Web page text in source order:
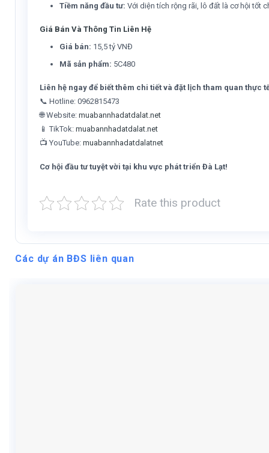
Tiềm năng đầu tư: Với diện tích rộng rãi, lô đất là cơ hội tốt
Giá Bán Và Thông Tin Liên Hệ
Giá bán: 15,5 tỷ VNĐ
Mã sản phẩm: 5C480
Liên hệ ngay để biết thêm chi tiết và đặt lịch tham quan thực
📞 Hotline: 0962815473
🌐 Website:muabannhadatdalat.net
📱 TikTok:muabannhadatdalat.net
📺 YouTube:muabannhadatdalatnet
Cơ hội đầu tư tuyệt vời tại khu vực phát triển Đà Lạt!
Rate this product
Các dự án BĐS liên quan